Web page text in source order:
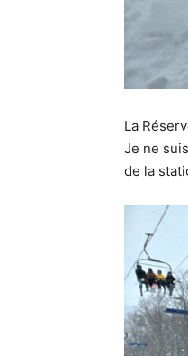
La
Je ne
de la